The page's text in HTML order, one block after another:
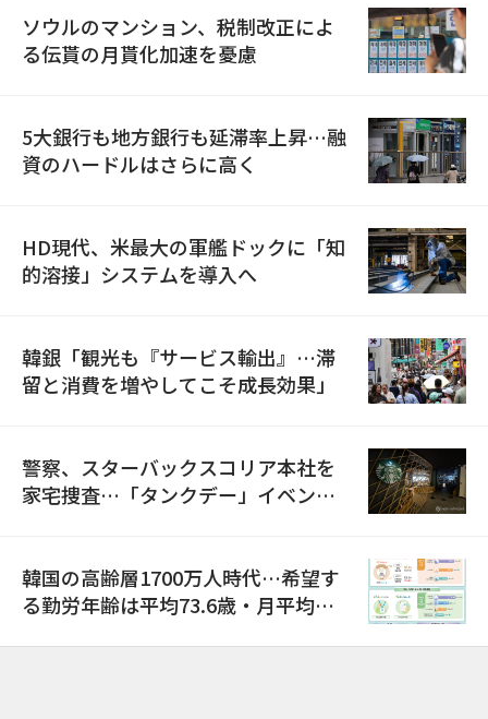
ソウルのマンション、税制改正によ
る伝貰の月貰化加速を憂慮
5大銀行も地方銀行も延滞率上昇…融
資のハードルはさらに高く
HD現代、米最大の軍艦ドックに「知
的溶接」システムを導入へ
韓銀「観光も『サービス輸出』…滞
留と消費を増やしてこそ成長効果」
警察、スターバックスコリア本社を
家宅捜査…「タンクデー」イベント
韓国の高齢層1700万人時代…希望す
る勤労年齢は平均73.6歳・月平均賃